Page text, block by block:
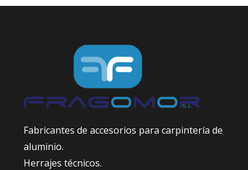
Fabricantes de accesorios para carpintería de
aluminio.
Herrajes técnicos.